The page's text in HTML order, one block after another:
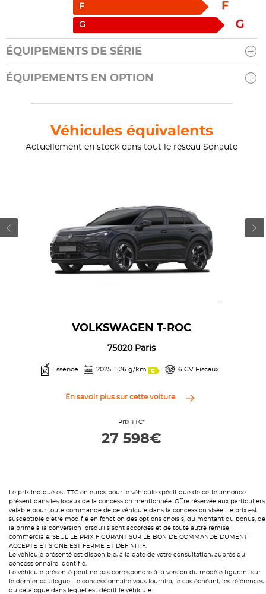
F F
G G
ÉQUIPEMENTS DE SÉRIE
ÉQUIPEMENTS EN OPTION
Véhicules équivalents
Actuellement en stock dans tout le réseau Sonauto
VOLKSWAGEN T-ROC
75020 Paris
Essence 2025 126 g/km 6 CV Fiscaux
En savoir plus sur cette voiture
Prix TTC*
27 598€
Le prix indiqué est TTC en euros pour le véhicule spécifique de cette annonce
présent dans les locaux de la concession mentionnée. Offre réservée aux particuliers
valable pour toute commande de ce véhicule dans la concession visée. Le prix est
susceptible d’être modifié en fonction des options choisis, du montant du bonus, de
la prime à la conversion lorsqu’ils sont accordés et de toute autre remise
commerciale. SEUL LE PRIX FIGURANT SUR LE BON DE COMMANDE DUMENT
ACCEPTE ET SIGNE EST FERME ET DEFINITIF.
Le véhicule présenté est disponible, à la date de votre consultation, auprès du
concessionnaire identifié.
Le véhicule présenté peut ne pas correspondre à la version du modèle figurant sur
le dernier catalogue. Le concessionnaire vous fournira, le cas échéant, les références
du catalogue dans lequel est décrit le véhicule.